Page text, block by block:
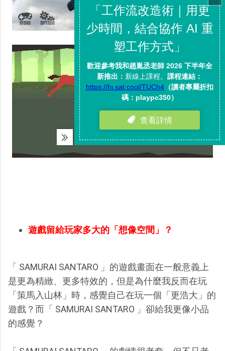
遊戲留給玩家多大的「想像空間」？
「 SAMURAI SANTARO 」的遊戲畫面在一般意義上
是更為精緻、更多特效的，但是為什麼我反而在玩
「策馬入山林」時，感覺自己在玩一個「更浩大」的
遊戲？而「 SAMURAI SANTARO 」卻給我更像小品
的感覺？